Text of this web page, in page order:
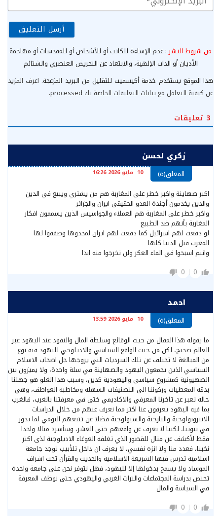
من شروط النشر : عدم الإساءة للكاتب أو للأشخاص أو للمقدسات أو مهاجمة
الأديان أو الذات الإلهية، والابتعاد عن التحريض العنصري والشتائم
هذا الموقع يستخدم خدمة أكيسميت للتقليل من البريد المزعجة. اعرف المزيد
عن كيفية التعامل مع بيانات التعليقات الخاصة بك processed
.
3 تعليقات
زكري لحسن
المعلق(ة) 10 مايو 2026 16:26
اكبر صهاينة واكبر خطر على المغاربة هم من يشتري ويبيع في الدين
والذين يخدمون أجندة العدو الحقيقي ايران والجزائر
واكبر خطر على المغاربة هم العملاء والجواسيس الذين يسممون افكار
المغاربة بأنهم ضد الطبيع
لو دفعت لهم اسرائيل كما دفعت لهم ايران لمجدوها وصفقوا لها
المغرب قبل الدنيا كلها
وانتم اسبحوا في الماء العكر ولن تخرجوا منه ابدا
0
0
احمد
المعلق(ة) 10 مايو 2026 13:59
ما يقوله هذا المقال من حيت الوقائع وسلطة المال والنفود عند اليهود عبر
العالم صحيح، لكن من حيت الواقع السياسي والاديلوجي لليهود فيه نوع
من المبالغة لا تختلف عن تلك السرديات التي يروجها جل اصحاب الاسلام
السياسي الذين يجمعون اليهود والصهاينة في سلة واحدة، ولا يميزون بين
الصهيونية كمشروع سياسي واليهودية كدين، وسبب هذا الغلو هو جهلنا
بدقة المعطيات وركوننا الى التصنيفات السهلة ومخاطبة العواطف، وهي
حالة تعبر عن تاخرنا المعرفي والاكاديمي ختى في معرفتنا بالغرب، فالغرب
بما فيه اليهود يعرفون عنا اكتر مما نعرف عنهم من خلال الدراسات
الانتروبولوجية والتارجية والسيولوجية فضلا عن تتبعهم اليومي لما يدور
في بيوتنا، لكننا لا نعرف عن واقعهم حتى العشر، وسأسرد متالا واحدا
فقط لأكشف عن متال للقصور الذي تغلفه الغوغاء الاديلوجية لذى اكتر
نخبنا، فعدد منا ولا انزه نفسي، لا يعرف ان داخل تلأبيب توجد جامعة
اسلامية تدرس فيها الشريعة الاسلامية والحديت والقرأن تحت اشراف
الموساد ولا يسمح بدخولها إلا لليهود، فهل نتوفر نحن على جامعة واحدة
تختص بدراسة المجتماعات والتراث الغربي واليهودي حتى نوظف المعرفة
في السياسة والمال
0
0